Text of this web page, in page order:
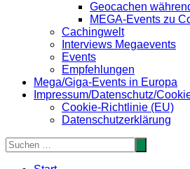
Geocachen
MEGA-Events zu
Cachingwelt
Interviews Megaevents
Events
Empfehlungen
Mega/Giga-Events in Europa
Impressum/Datenschutz/
Cookie-Richtlinie (EU)
Datenschutzerklärung